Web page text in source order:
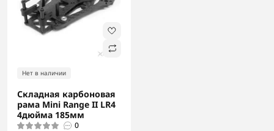
Нет в наличии
Складная карбоновая
рама Mini Range II LR4
4дюйма 185мм
0